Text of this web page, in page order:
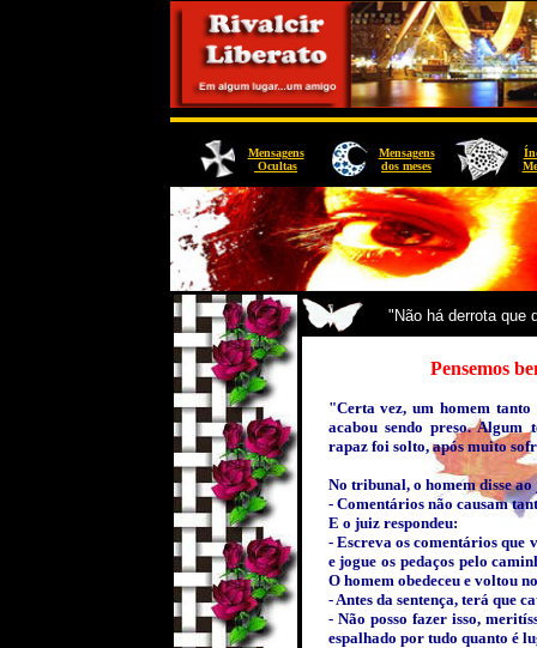
Mensagens
Ocultas
Mensagens
dos meses
"Não há derrota que
Pensemos
"Certa vez, um homem
acabou sendo preso. Algum
rapaz foi solto, após muito
No tribunal, o homem disse
- Comentários não causam
E o juiz respondeu:
- Escreva os comentários que
e jogue os pedaços pelo
O homem obedeceu e voltou
- Antes da sentença, terá que
- Não posso fazer isso,
espalhado por tudo quanto é